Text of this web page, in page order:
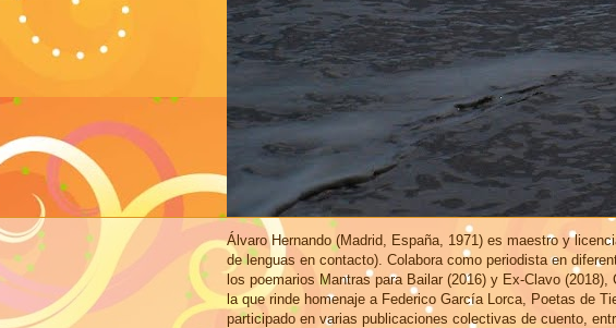
Álvaro Hernando (Madrid, España, 1971) es maestro y
de lenguas en contacto). Colabora como periodista en
los poemarios Mantras para Bailar (2016) y Ex-Clavo
la que rinde homenaje a Federico García Lorca, Poetas de
participado en varias publicaciones colectivas de cuento,